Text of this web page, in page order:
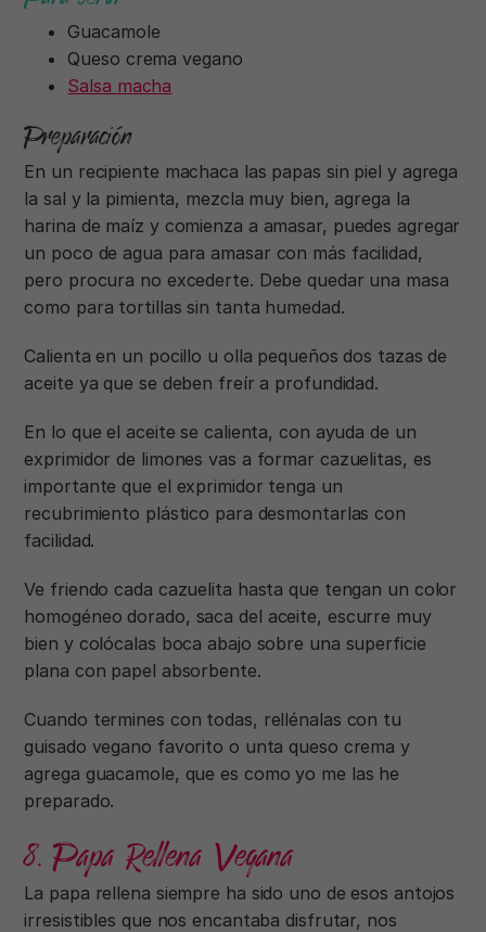
Guacamole
Queso crema vegano
Salsa macha
Preparación
En un recipiente machaca las papas sin piel y agrega
la sal y la pimienta, mezcla muy bien, agrega la
harina de maíz y comienza a amasar, puedes agregar
un poco de agua para amasar con más facilidad,
pero procura no excederte. Debe quedar una masa
como para tortillas sin tanta humedad.
Calienta en un pocillo u olla pequeños dos tazas de
aceite ya que se deben freír a profundidad.
En lo que el aceite se calienta, con ayuda de un
exprimidor de limones vas a formar cazuelitas, es
importante que el exprimidor tenga un
recubrimiento plástico para desmontarlas con
facilidad.
Ve friendo cada cazuelita hasta que tengan un color
homogéneo dorado, saca del aceite, escurre muy
bien y colócalas boca abajo sobre una superficie
plana con papel absorbente.
Cuando termines con todas, rellénalas con tu
guisado vegano favorito o unta queso crema y
agrega guacamole, que es como yo me las he
preparado.
8. Papa Rellena Vegana
La papa rellena siempre ha sido uno de esos antojos
irresistibles que nos encantaba disfrutar, nos